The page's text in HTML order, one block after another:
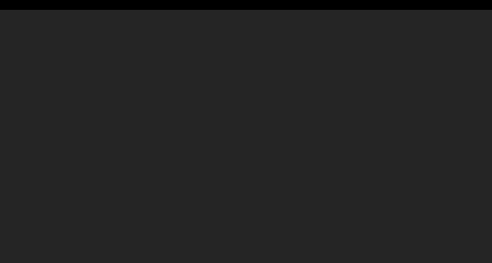
อยู่ในระยะทำใจ "ไอซ์ พาริส" ยอมรับเลิก